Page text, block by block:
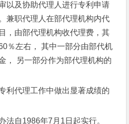
以及协助代理人进行专利申请
兼职代理人在部代理机构内代
，由部代理机构收代理费，其
％左右， 其中一部分由部代机
， 另一部分作为部代理机构的
代理工作中做出显著成绩的
1986年7月1日起实行。